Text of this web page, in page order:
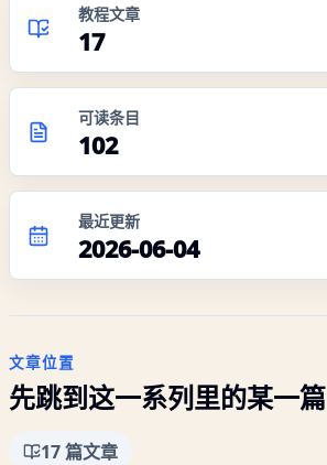
教程文章
17
可读条目
102
最近更新
2026-06-04
文章位置
先跳到这一系列里的某一篇
17篇文章